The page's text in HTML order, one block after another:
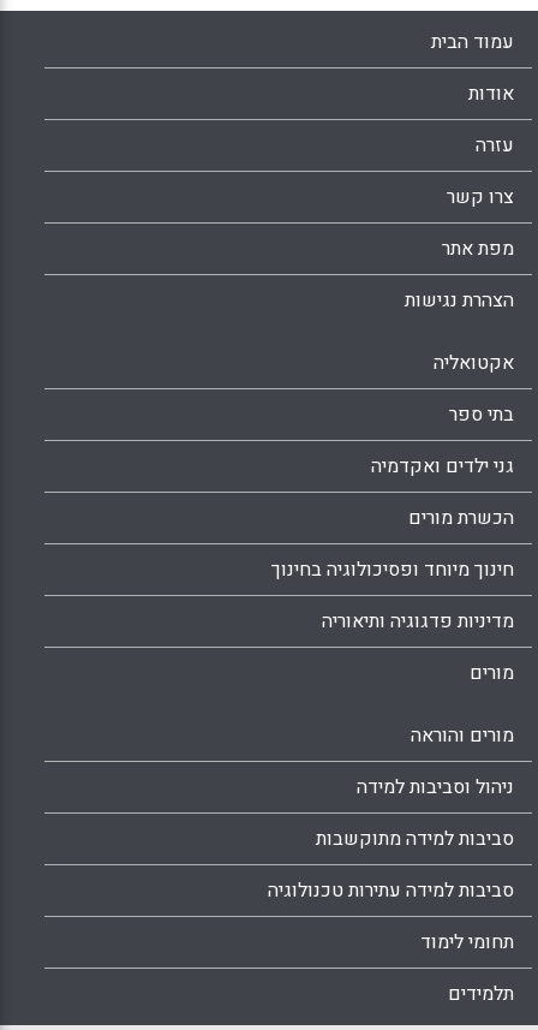
עמוד הבית
אודות
עזרה
צרו קשר
מפת אתר
הצהרת נגישות
אקטואליה
בתי ספר
גני ילדים ואקדמיה
הכשרת מורים
חינוך מיוחד ופסיכולוגיה בחינוך
מדיניות פדגוגיה ותיאוריה
מורים
מורים והוראה
ניהול וסביבות למידה
סביבות למידה מתוקשבות
סביבות למידה עתירות טכנולוגיה
תחומי לימוד
תלמידים